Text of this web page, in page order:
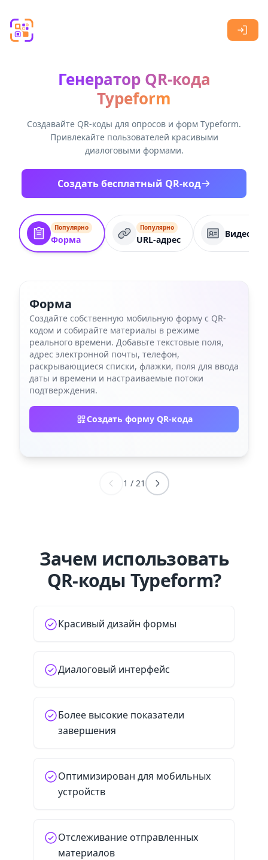
Генератор QR-кода
Typeform
Создавайте QR-коды для опросов и форм Typeform.
Привлекайте пользователей красивыми
диалоговыми формами.
Создать бесплатный QR-код
Популярно
Форма
Популярно
URL-адрес
Форма
Создайте собственную мобильную форму с QR-
кодом и собирайте материалы в режиме
реального времени. Добавьте текстовые поля,
адрес электронной почты, телефон,
раскрывающиеся списки, флажки, поля для ввода
даты и времени и настраиваемые потоки
подтверждения.
Создать форму QR-кода
1 / 21
Зачем использовать
QR-коды Typeform?
Красивый дизайн формы
Диалоговый интерфейс
Более высокие показатели
завершения
Оптимизирован для мобильных
устройств
Отслеживание отправленных
материалов